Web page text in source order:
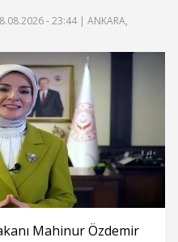
- 23:44 | ANKARA,
Mahinur Özdemir